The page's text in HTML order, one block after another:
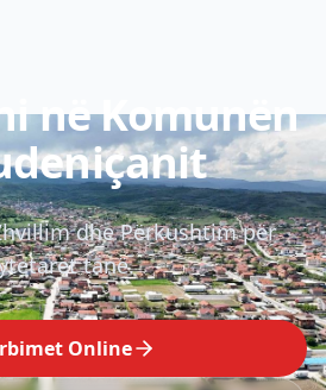
në Komunën
dhe Përkushtim për
tanë.
Online